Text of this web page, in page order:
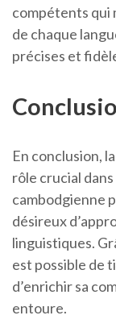
compétents qui
de chaque
précises et
En conclusion,
rôle crucial
cambodgienne
désireux
linguistiques.
est possible de
d’enrichir sa
entoure.